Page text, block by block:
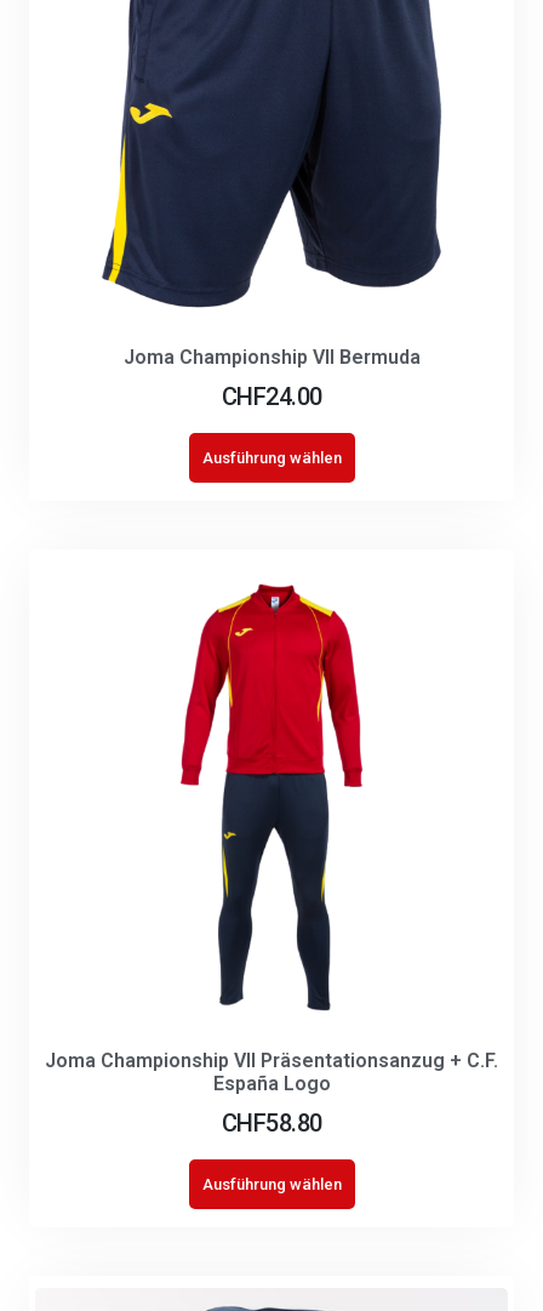
Joma Championship VII Bermuda
CHF24.00
Ausführung wählen
Joma Championship VII Präsentationsanzug + C.F.
España Logo
CHF58.80
Ausführung wählen